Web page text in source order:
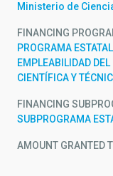
Ministerio de
FINANCING
PROGRAMA
EMPLEABILIDAD
CIENTÍFICA Y
FINANCING
SUBPROGRAMA
AMOUNT GRANTED